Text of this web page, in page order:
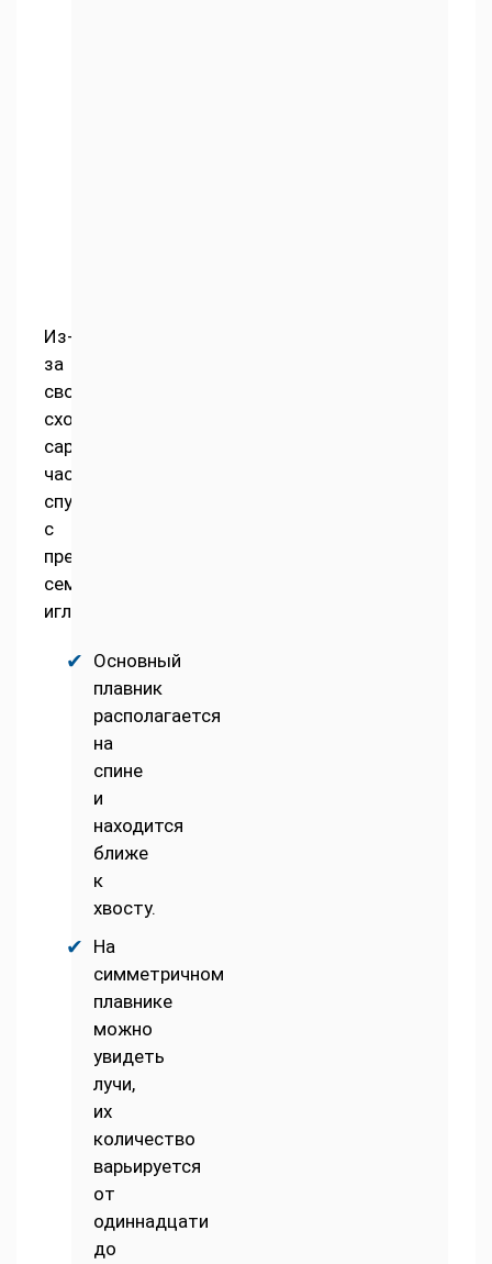
Из-
за
своей
схожести
сарган
часто
спутывают
с
представителями
семейства
игловых.
Основный
плавник
располагается
на
спине
и
находится
ближе
к
хвосту.
На
симметричном
плавнике
можно
увидеть
лучи,
их
количество
варьируется
от
одиннадцати
до